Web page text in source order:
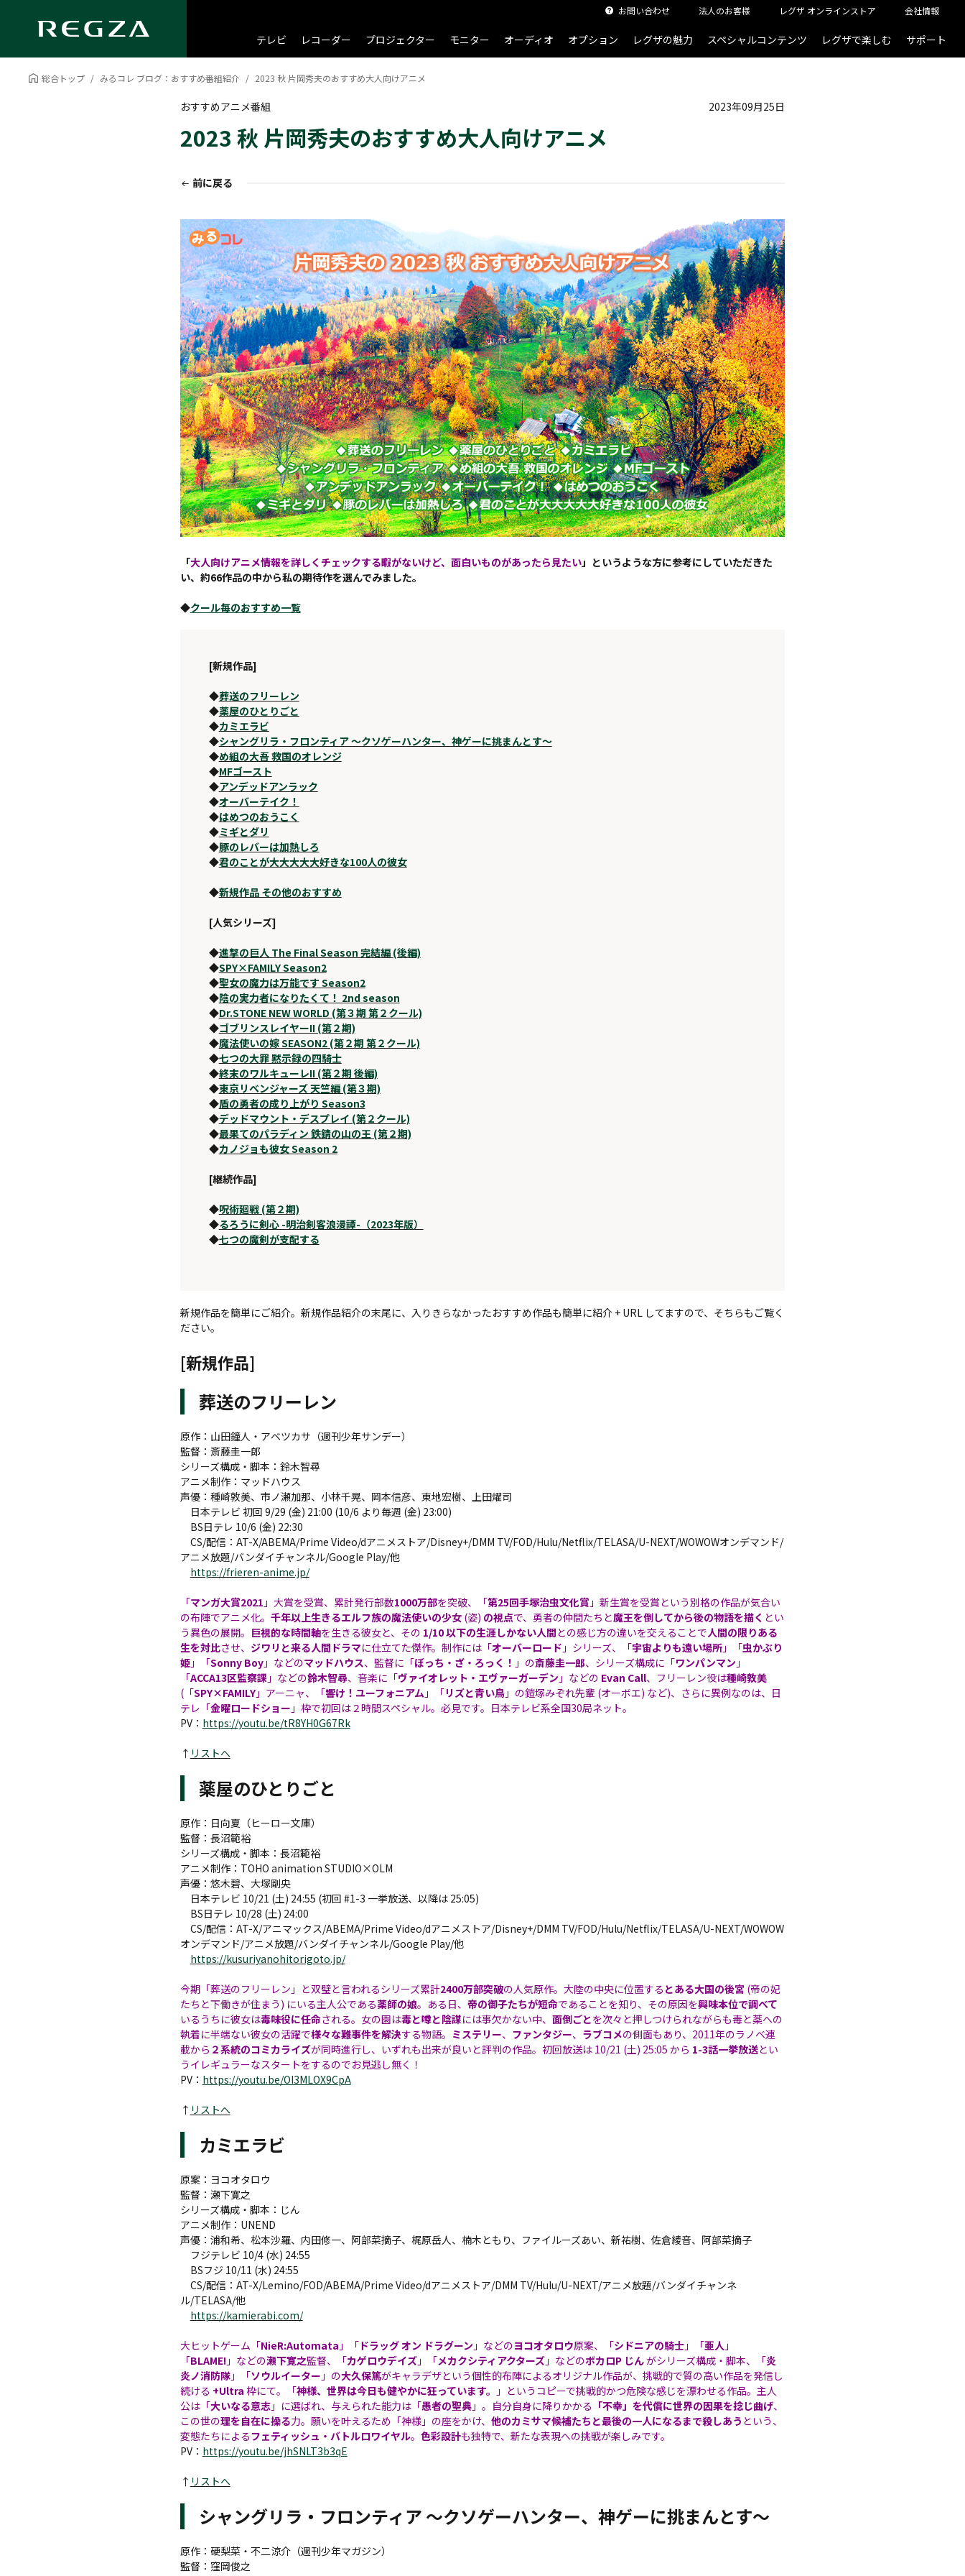
お問い合わせ 法人のお客様 レグザ オンラインストア 会社情報
テレビ レコーダー プロジェクター モニター オーディオ オプション レグザの魅力 スペシャルコンテンツ レグザで楽しむ サポート
総合トップ みるコレ ブログ：おすすめ番組紹介 2023 秋 片岡秀夫のおすすめ大人向けアニメ
おすすめアニメ番組 2023年09月25日
2023 秋 片岡秀夫のおすすめ大人向けアニメ
前に戻る
「大人向けアニメ情報を詳しくチェックする暇がないけど、面白いものがあったら見たい」というような方に参考にしていただきた
い、約66作品の中から私の期待作を選んでみました。
◆クール毎のおすすめ一覧
[新規作品]
◆葬送のフリーレン
◆薬屋のひとりごと
◆カミエラビ
◆シャングリラ・フロンティア 〜クソゲーハンター、神ゲーに挑まんとす〜
◆め組の大吾 救国のオレンジ
◆MFゴースト
◆アンデッドアンラック
◆オーバーテイク！
◆はめつのおうこく
◆ミギとダリ
◆豚のレバーは加熱しろ
◆君のことが大大大大大好きな100人の彼女
◆新規作品 その他のおすすめ
[人気シリーズ]
◆進撃の巨人 The Final Season 完結編 (後編)
◆SPY×FAMILY Season2
◆聖女の魔力は万能です Season2
◆陰の実力者になりたくて！ 2nd season
◆Dr.STONE NEW WORLD (第３期 第２クール)
◆ゴブリンスレイヤーII (第２期)
◆魔法使いの嫁 SEASON2 (第２期 第２クール)
◆七つの大罪 黙示録の四騎士
◆終末のワルキューレII (第２期 後編)
◆東京リベンジャーズ 天竺編 (第３期)
◆盾の勇者の成り上がり Season3
◆デッドマウント・デスプレイ (第２クール)
◆最果てのパラディン 鉄錆の山の王 (第２期)
◆カノジョも彼女 Season 2
[継続作品]
◆呪術廻戦 (第２期)
◆るろうに剣心 -明治剣客浪漫譚-（2023年版）
◆七つの魔剣が支配する
新規作品を簡単にご紹介。新規作品紹介の末尾に、入りきらなかったおすすめ作品も簡単に紹介 + URL してますので、そちらもご覧く
ださい。
[新規作品]
葬送のフリーレン
原作：山田鐘人・アベツカサ（週刊少年サンデー）
監督：斎藤圭一郎
シリーズ構成・脚本：鈴木智尋
アニメ制作：マッドハウス
声優：種崎敦美、市ノ瀬加那、小林千晃、岡本信彦、東地宏樹、上田燿司
日本テレビ 初回 9/29 (金) 21:00 (10/6 より毎週 (金) 23:00)
BS日テレ 10/6 (金) 22:30
CS/配信：AT-X/ABEMA/Prime Video/dアニメストア/Disney+/DMM TV/FOD/Hulu/Netflix/TELASA/U-NEXT/WOWOWオンデマンド/
アニメ放題/バンダイチャンネル/Google Play/他
https://frieren-anime.jp/
「マンガ大賞2021 」大賞を受賞、累計発行部数1000万部を突破、「第25回手塚治虫文化賞」新生賞を受賞という別格の作品が気合い
の布陣でアニメ化。 千年以上生きるエルフ族の魔法使いの少女(姿) の視点で、勇者の仲間たちと魔王を倒してから後の物語を描く とい
う異色の展開。 巨視的な時間軸を生きる彼女と、その 1/10 以下の生涯しかない人間との感じ方の違いを交えることで人間の限りある
生を対比させ、 ジワリと来る人間ドラマに仕立てた傑作。制作には「オーバーロード 」シリーズ、「宇宙よりも遠い場所」「虫かぶり
姫」「Sonny Boy」などのマッドハウス、監督に「ぼっち・ざ・ろっく！ 」の斎藤圭一郎、シリーズ構成に「ワンパンマン 」
「ACCA13区監察課」などの鈴木智尋、音楽に「ヴァイオレット・エヴァーガーデン 」などの Evan Call、フリーレン役は種崎敦美
(「SPY×FAMILY」アーニャ、「響け！ユーフォニアム」「リズと青い鳥」の鎧塚みぞれ先輩 (オーボエ) など)、さらに異例なのは、日
テレ「金曜ロードショー 」枠で初回は２時間スペシャル。必見です。日本テレビ系全国30局ネット。
PV： https://youtu.be/tR8YH0G67Rk
↑ リストへ
薬屋のひとりごと
原作：日向夏（ヒーロー文庫）
監督：長沼範裕
シリーズ構成・脚本：長沼範裕
アニメ制作：TOHO animation STUDIO×OLM
声優：悠木碧、大塚剛央
日本テレビ 10/21 (土) 24:55 (初回 #1-3 一挙放送、以降は 25:05)
BS日テレ 10/28 (土) 24:00
CS/配信：AT-X/アニマックス/ABEMA/Prime Video/dアニメストア/Disney+/DMM TV/FOD/Hulu/Netflix/TELASA/U-NEXT/WOWOW
オンデマンド/アニメ放題/バンダイチャンネル/Google Play/他
https://kusuriyanohitorigoto.jp/
今期「葬送のフリーレン」と双璧と言われるシリーズ累計2400万部突破の人気原作。大陸の中央に位置する とある大国の後宮 (帝の妃
たちと下働きが住まう) にいる主人公である薬師の娘。ある日、 帝の御子たちが短命であることを知り、その原因を興味本位で調べて
いるうちに彼女は毒味役に任命される。女の園は毒と噂と陰謀には事欠かない中、 面倒ごとを次々と押しつけられながらも毒と薬への
執着に半端ない彼女の活躍で様々な難事件を解決する物語。 ミステリー、 ファンタジー、 ラブコメの側面もあり、2011年のラノベ連
載から ２系統のコミカライズが同時進行し、いずれも出来が良いと評判の作品。初回放送は 10/21 (土) 25:05 から 1-3話一挙放送とい
うイレギュラーなスタートをするのでお見逃し無く！
PV： https://youtu.be/OI3MLOX9CpA
↑ リストへ
カミエラビ
原案：ヨコオタロウ
監督：瀬下寛之
シリーズ構成・脚本：じん
アニメ制作：UNEND
声優：浦和希、松本沙羅、内田修一、阿部菜摘子、梶原岳人、楠木ともり、ファイルーズあい、新祐樹、佐倉綾音、阿部菜摘子
フジテレビ 10/4 (水) 24:55
BSフジ 10/11 (水) 24:55
CS/配信：AT-X/Lemino/FOD/ABEMA/Prime Video/dアニメストア/DMM TV/Hulu/U-NEXT/アニメ放題/バンダイチャンネ
ル/TELASA/他
https://kamierabi.com/
大ヒットゲーム「NieR:Automata 」「ドラッグ オン ドラグーン 」などのヨコオタロウ原案、「シドニアの騎士」「亜人」
「BLAME!」などの瀬下寛之監督、「カゲロウデイズ」「メカクシティアクターズ」などのボカロP じんがシリーズ構成・脚本、「炎
炎ノ消防隊」「ソウルイーター 」の大久保篤がキャラデザという個性的布陣によるオリジナル作品が、挑戦的で質の高い作品を発信し
続ける +Ultra 枠にて。「神様、世界は今日も健やかに狂っています。
」というコピーで挑戦的かつ危険な感じを漂わせる作品。主人
公は「大いなる意志」に選ばれ、与えられた能力は「愚者の聖典」。自分自身に降りかかる 「不幸」を代償に世界の因果を捻じ曲げ、
この世の理を自在に操る力。願いを叶えるため「神様」の座をかけ、 他のカミサマ候補たちと最後の一人になるまで殺しあう という、
変態たちによるフェティッシュ・バトルロワイヤル。 色彩設計も独特で、新たな表現への挑戦が楽しみです。
PV： https://youtu.be/jhSNLT3b3qE
↑ リストへ
シャングリラ・フロンティア 〜クソゲーハンター、神ゲーに挑まんとす〜
原作：硬梨菜・不二涼介（週刊少年マガジン）
監督：窪岡俊之